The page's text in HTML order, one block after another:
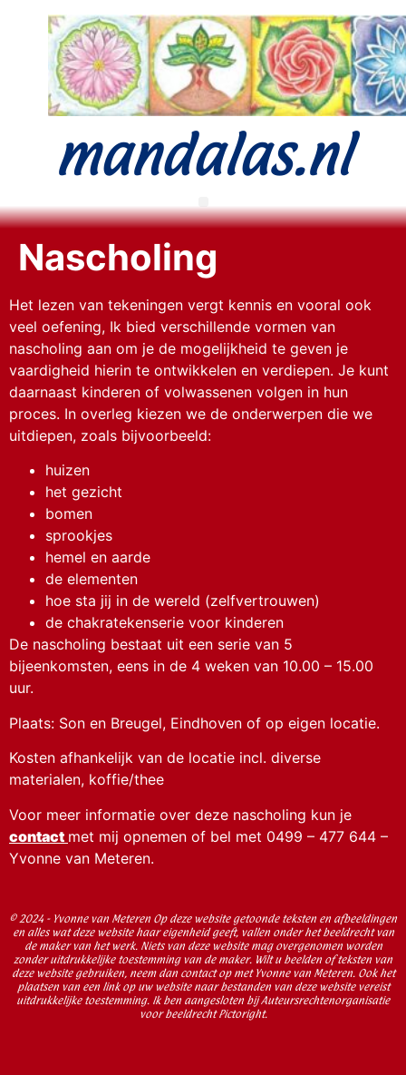
mandalas.nl
Nascholing
Het lezen van tekeningen vergt kennis en vooral ook
veel oefening, Ik bied verschillende vormen van
nascholing aan om je de mogelijkheid te geven je
vaardigheid hierin te ontwikkelen en verdiepen. Je kunt
daarnaast kinderen of volwassenen volgen in hun
proces. In overleg kiezen we de onderwerpen die we
uitdiepen, zoals bijvoorbeeld:
huizen
het gezicht
bomen
sprookjes
hemel en aarde
de elementen
hoe sta jij in de wereld (zelfvertrouwen)
de chakratekenserie voor kinderen
De nascholing bestaat uit een serie van 5
bijeenkomsten, eens in de 4 weken van 10.00 – 15.00
uur.
Plaats: Son en Breugel, Eindhoven of op eigen locatie.
Kosten afhankelijk van de locatie incl. diverse
materialen, koffie/thee
Voor meer informatie over deze nascholing kun je
contact met mij opnemen of bel met 0499 – 477 644 –
Yvonne van Meteren.
© 2024 - Yvonne van Meteren Op deze website getoonde teksten en afbeeldingen
en alles wat deze website haar eigenheid geeft, vallen onder het beeldrecht van
de maker van het werk. Niets van deze website mag overgenomen worden
zonder uitdrukkelijke toestemming van de maker. Wilt u beelden of teksten van
deze website gebruiken, neem dan contact op met Yvonne van Meteren. Ook het
plaatsen van een link op uw website naar bestanden van deze website vereist
uitdrukkelijke toestemming. Ik ben aangesloten bij Auteursrechtenorganisatie
voor beeldrecht Pictoright.